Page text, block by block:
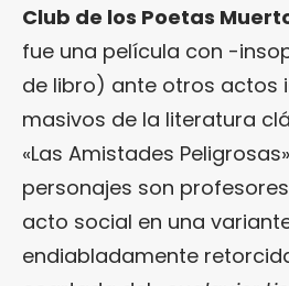
Club de los Poetas
fue una película con -
de libro) ante otros actos
masivos de la literatura
«Las Amistades
personajes son
acto social en una
endiabladamente